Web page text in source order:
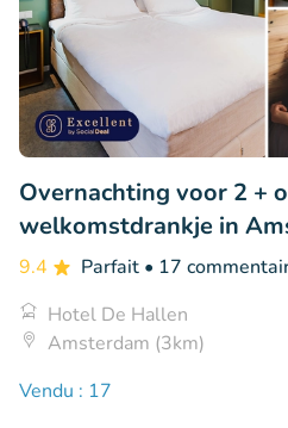
Overnachting voor 2 +
welkomstdrankje in
9.4 Parfait • 17
Hotel De Hallen
Amsterdam (3km)
Vendu : 17